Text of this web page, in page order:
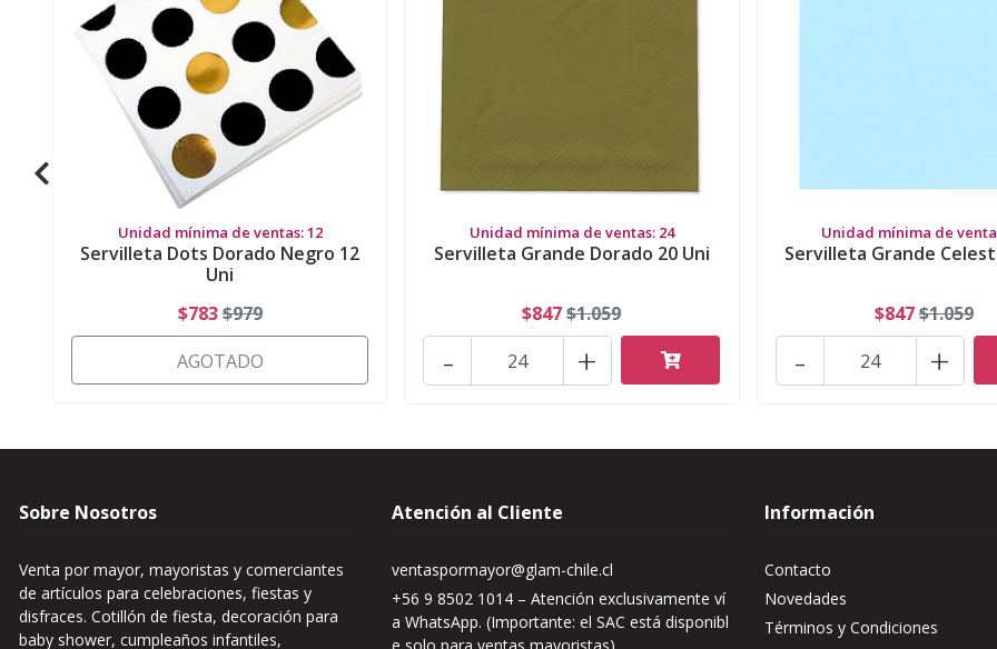
Unidad mínima de ventas: 12
Servilleta Dots Dorado Negro 12
Uni
$783$979
AGOTADO
Unidad mínima de ventas: 24
Servilleta Grande Dorado 20 Uni
$847$1.059
+
-
Unidad mínima de
Servilleta Grande
$847$1.059
+
-
Sobre Nosotros
Venta por mayor, mayoristas y comerciantes
de artículos para celebraciones, fiestas y
disfraces. Cotillón de fiesta, decoración para
baby shower, cumpleaños infantiles,
Atención al Cliente
ventaspormayor@glam-chile.cl
+56 9 8502 1014 – Atención exclusivamente ví
a WhatsApp. (Importante: el SAC está disponibl
Información
Contacto
Novedades
Términos y Condiciones